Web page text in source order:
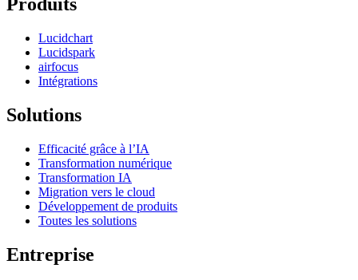
Produits
Lucidchart
Lucidspark
airfocus
Intégrations
Solutions
Efficacité grâce à l’IA
Transformation numérique
Transformation IA
Migration vers le cloud
Développement de produits
Toutes les solutions
Entreprise